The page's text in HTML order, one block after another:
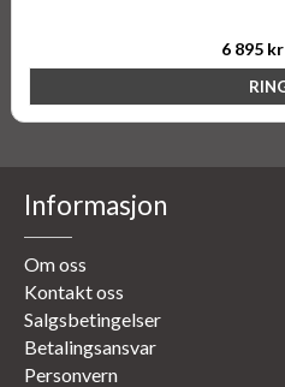
6 895 kr
Informasjon
Om oss
Kontakt oss
Salgsbetingelser
Betalingsansvar
Personvern